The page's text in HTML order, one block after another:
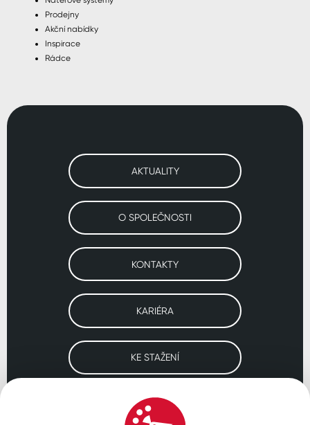
Prodejny
Akční nabídky
Inspirace
Rádce
AKTUALITY
O SPOLEČNOSTI
KONTAKTY
KARIÉRA
KE STAŽENÍ
Navštivte naše pobočky